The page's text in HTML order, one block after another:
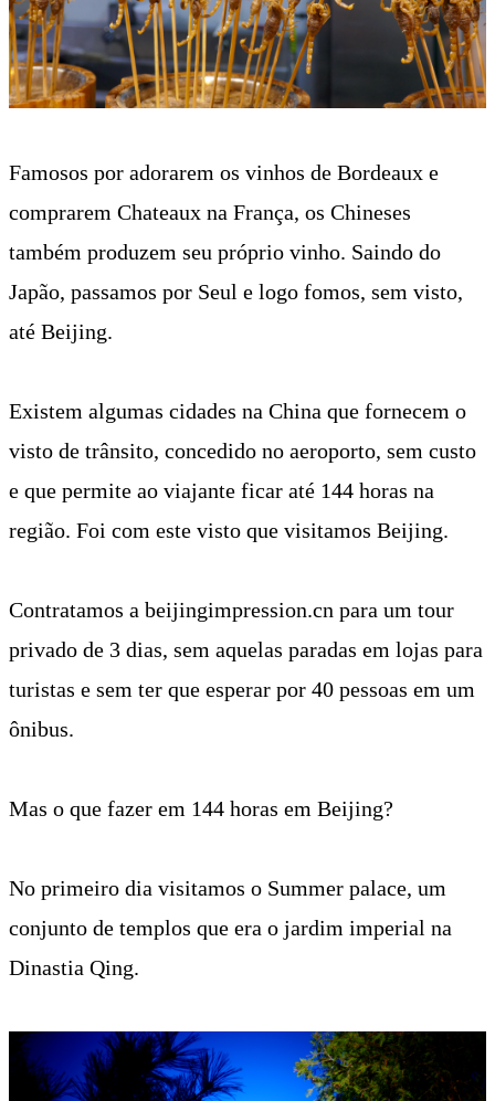
Famosos por adorarem os vinhos de Bordeaux e
comprarem Chateaux na França, os Chineses
também produzem seu próprio vinho. Saindo do
Japão, passamos por Seul e logo fomos, sem visto,
até Beijing.
Existem algumas cidades na China que fornecem o
visto de trânsito, concedido no aeroporto, sem custo
e que permite ao viajante ficar até 144 horas na
região. Foi com este visto que visitamos Beijing.
Contratamos a beijingimpression.cn para um tour
privado de 3 dias, sem aquelas paradas em lojas para
turistas e sem ter que esperar por 40 pessoas em um
ônibus.
Mas o que fazer em 144 horas em Beijing?
No primeiro dia visitamos o Summer palace, um
conjunto de templos que era o jardim imperial na
Dinastia Qing.